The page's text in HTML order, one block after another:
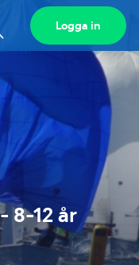
Visa
sökfält
Logga in
8-12 år